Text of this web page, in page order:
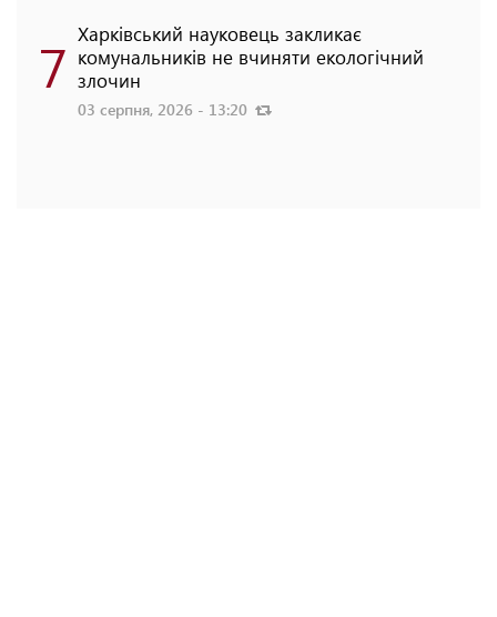
7 Харківський науковець закликає
комунальників не вчиняти екологічний
злочин
03 серпня, 2026 - 13:20